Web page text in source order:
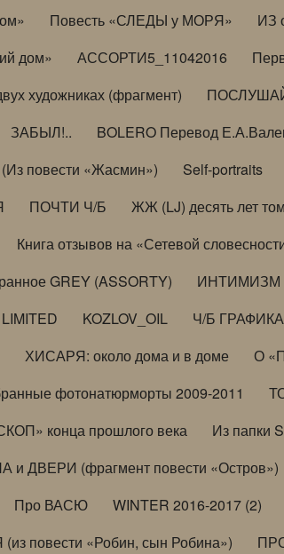
Повесть «СЛЕДЫ у МОРЯ» ИЗ
дом» АССОРТИ5_11042016
художниках (фрагмент)
ЗАБЫЛ!.. BOLERO Перевод
повести «Жасмин») Self-portraits
ПОЧТИ Ч/Б ЖЖ (LJ) десять лет
Книга отзывов на «Сетевой
GREY (ASSORTY) ИНТИМИЗМ
KOZLOV_OIL Ч/Б ГРАФИКА
ХИСАРЯ: около дома и в доме О
фотонатюрморты 2009-2011
конца прошлого века Из папки
и ДВЕРИ (фрагмент повести «Остров»)
Про ВАСЮ WINTER 2016-2017 (2)
повести «Робин, сын Робина»)